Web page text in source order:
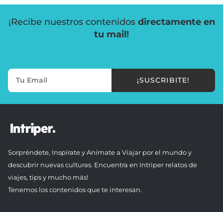
¡Recibe nuestros contenidos directamente en
tu mail!
¡SUSCRIBITE!
Sorpréndete, Inspírate y Anímate a Viajar por el mundo y
descubrir nuevas culturas. Encuentra en Intriper relatos de
viajes, tips y mucho más!
Tenemos los contenidos que te interesan.